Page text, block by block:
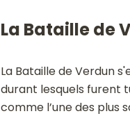
La Bataille de
La Bataille de Verdun
durant lesquels furent
comme l’une des plus